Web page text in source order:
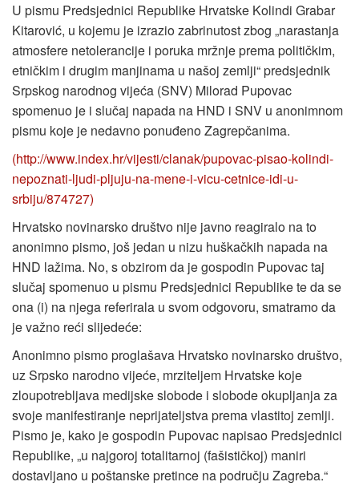
U pismu Predsjednici Republike Hrvatske Kolindi Grabar
Kitarović, u kojemu je izrazio zabrinutost zbog „narastanja
atmosfere netolerancije i poruka mržnje prema političkim,
etničkim i drugim manjinama u našoj zemlji“ predsjednik
Srpskog narodnog vijeća (SNV) Milorad Pupovac
spomenuo je i slučaj napada na HND i SNV u anonimnom
pismu koje je nedavno ponuđeno Zagrepčanima.
(http://www.index.hr/vijesti/clanak/pupovac-pisao-kolindi-
nepoznati-ljudi-pljuju-na-mene-i-vicu-cetnice-idi-u-
srbiju/874727)
Hrvatsko novinarsko društvo nije javno reagiralo na to
anonimno pismo, još jedan u nizu huškačkih napada na
HND lažima. No, s obzirom da je gospodin Pupovac taj
slučaj spomenuo u pismu Predsjednici Republike te da se
ona (i) na njega referirala u svom odgovoru, smatramo da
je važno reći slijedeće:
Anonimno pismo proglašava Hrvatsko novinarsko društvo,
uz Srpsko narodno vijeće, mrziteljem Hrvatske koje
zloupotrebljava medijske slobode i slobode okupljanja za
svoje manifestiranje neprijateljstva prema vlastitoj zemlji.
Pismo je, kako je gospodin Pupovac napisao Predsjednici
Republike, „u najgoroj totalitarnoj (fašističkoj) maniri
dostavljano u poštanske pretince na području Zagreba.“